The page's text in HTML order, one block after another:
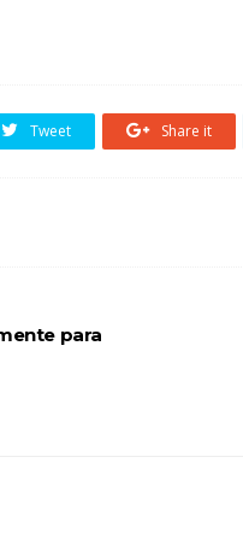
Tweet Share it
para